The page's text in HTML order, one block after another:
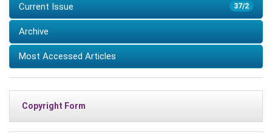
37/2
Current Issue
Archive
Most Accessed Articles
Copyright Form